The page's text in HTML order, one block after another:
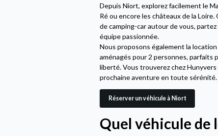
Depuis Niort, explorez facilement le
Ré ou encore les châteaux de la
de camping-car autour de vous,
équipe passionnée.
Nous proposons également la
aménagés pour 2 personnes, parfaits
liberté. Vous trouverez chez
prochaine aventure en toute sérénité.
Réserver un véhicule à Niort
Quel véhicule de